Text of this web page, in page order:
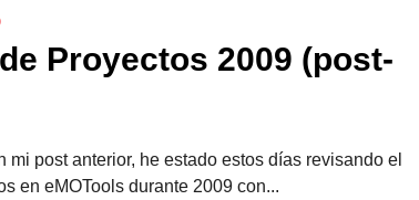
Proyectos 2009 (post-
mi post anterior, he estado estos días revisando el
en eMOTools durante 2009 con...